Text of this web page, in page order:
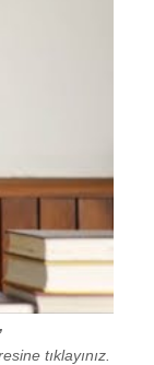
tıklayınız.